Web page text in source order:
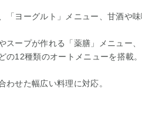
「ヨーグルト」メニュー、甘酒や
スープが作れる「薬膳」メニュー、
の12種類のオートメニューを搭載。
わせた幅広い料理に対応。